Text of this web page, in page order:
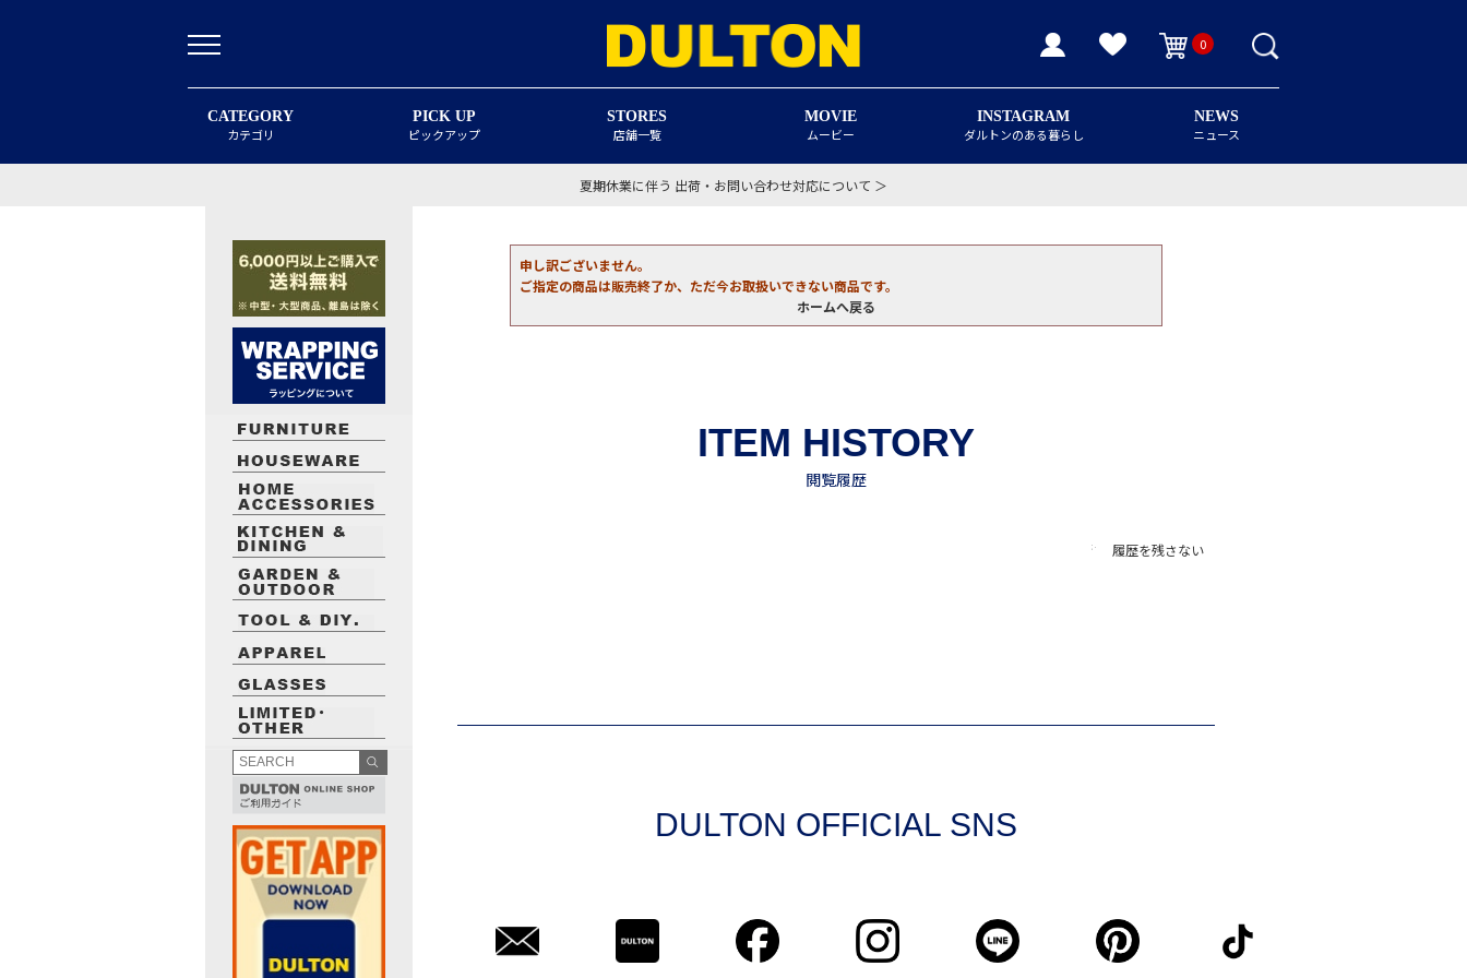
0
CATEGORY
カテゴリ
PICK UP
ピックアップ
STORES
店舗一覧
MOVIE
ムービー
INSTAGRAM
ダルトンのある暮らし
NEWS
ニュース
夏期休業に伴う 出荷・お問い合わせ対応について ＞
申し訳ございません。
ご指定の商品は販売終了か、ただ今お取扱いできない商品です。
ホームへ戻る
履歴を残さない
DULTON OFFICIAL SNS